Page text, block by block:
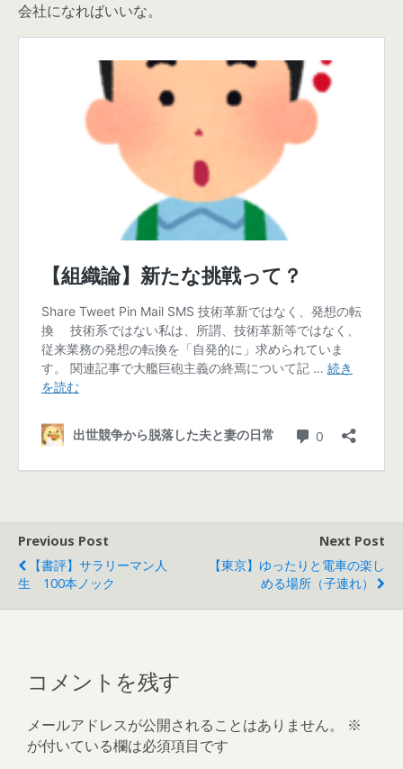
会社になればいいな。
Previous Post
【書評】サラリーマン人
生 100本ノック
Next Post
【東京】ゆったりと電車の楽し
める場所（子連れ）
コメントを残す
メールアドレスが公開されることはありません。
※
が付いている欄は必須項目です